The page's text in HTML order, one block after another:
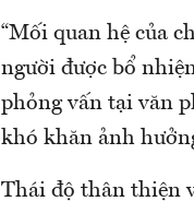
“Mối quan hệ của
người được bổ
phỏng vấn tại văn
khó khăn ảnh
Thái độ thân thiện